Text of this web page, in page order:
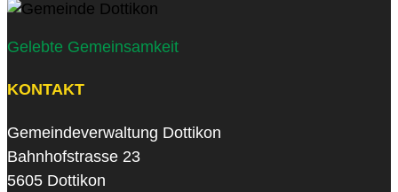
Gelebte Gemeinsamkeit
KONTAKT
Gemeindeverwaltung Dottikon
Bahnhofstrasse 23
5605 Dottikon